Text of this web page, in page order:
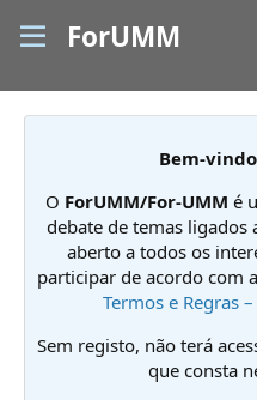
ForUMM
Bem-
O ForUMM/For-UMM é
debate de temas ligados
aberto a todos os
participar de acordo com
Termos e Regras
Sem registo, não terá
que consta